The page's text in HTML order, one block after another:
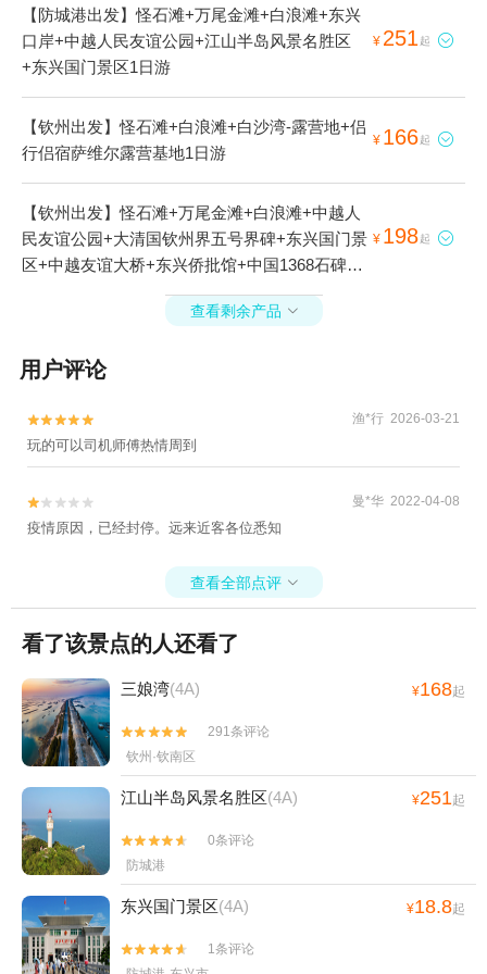
【防城港出发】怪石滩+万尾金滩+白浪滩+东兴
口岸+中越人民友谊公园+江山半岛风景名胜区
+东兴国门景区1日游
¥ 251 起 
【钦州出发】怪石滩+白浪滩+白沙湾-露营地+侣
行侣宿萨维尔露营基地1日游
¥ 166起 
【钦州出发】怪石滩+万尾金滩+白浪滩+中越人
民友谊公园+大清国钦州界五号界碑+东兴国门景
区+中越友谊大桥+东兴侨批馆+中国1368石碑1
¥ 198起 
查看剩余产品 
用户评论

 渔*行 2026-03-21
玩的可以司机师傅热情周到

 曼*华 2022-04-08
疫情原因，已经封停。远来近客各位悉知
查看全部点评 
看了该景点的人还看了
三娘湾(4A) ¥168起


291条评论
钦州·钦南区
江山半岛风景名胜区(4A) ¥251起


0条评论
防城港
东兴国门景区(4A) ¥18.8起


1条评论